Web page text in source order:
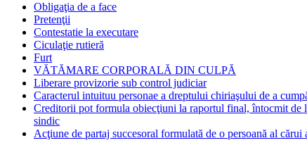
Obligaţia de a face
Pretenţii
Contestatie la executare
Ciculaţie rutieră
Furt
VĂTĂMARE CORPORALĂ DIN CULPĂ
Liberare provizorie sub control judiciar
Caracterul intuituu personae a dreptului chiriaşului de a
Creditorii pot formula obiecţiuni la raportul final, întocmit de
sindic
Acţiune de partaj succesoral formulată de o persoană al